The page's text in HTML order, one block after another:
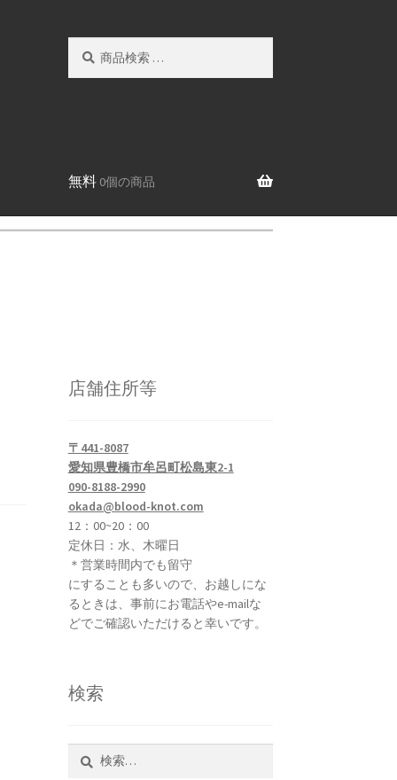
無料 0個の商品
店舗住所等
〒441-8087
愛知県豊橋市牟呂町松島東2-1
090-8188-2990
okada@blood-knot.com
12：00~20：00
定休日：水、木曜日
＊営業時間内でも留守
にすることも多いので、お越しにな
るときは、事前にお電話やe-mailな
どでご確認いただけると幸いです。
検索